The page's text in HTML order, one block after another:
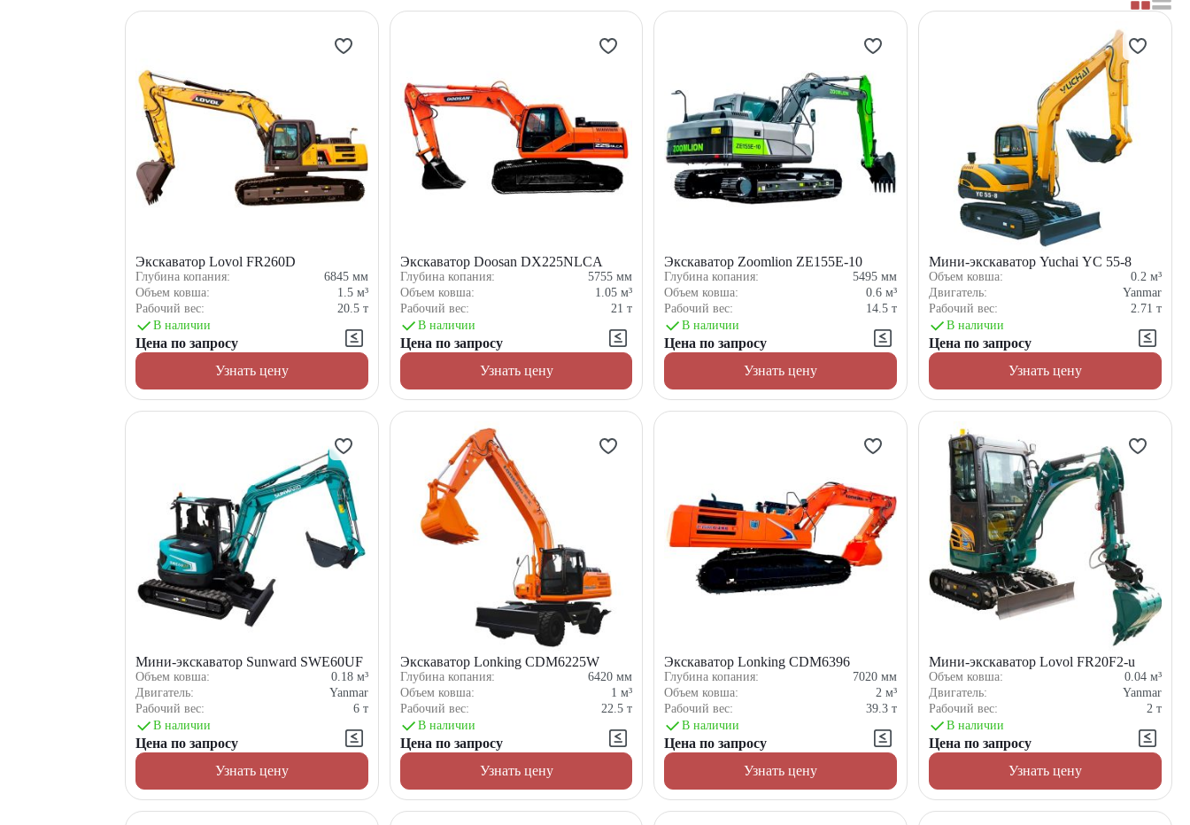
Экскаватор Lovol FR260D
Глубина копания: 6845 мм
Объем ковша:
1.5 м³
Рабочий вес:
20.5 т
В наличии
Цена по запросу
Узнать цену
Экскаватор Doosan DX225NLCA
Глубина копания: 5755мм
Объем ковша:
1.05м³
Рабочий вес:
21т
В наличии
Цена по запросу
Узнать цену
Экскаватор Zoomlion ZE155E-10
Глубина копания: 5495мм
Объем ковша:
0.6м³
Рабочий вес:
14.5т
В наличии
Цена по запросу
Узнать цену
Мини-экскаватор Yuchai YС 55-8
Объем ковша: 0.2 м³
Двигатель:
Yanmar
Рабочий вес:
2.71 т
В наличии
Цена по запросу
Узнать цену
Мини-экскаватор Sunward SWE60UF
Объем ковша: 0.18 м³
Двигатель:
Yanmar
Рабочий вес:
6 т
В наличии
Цена по запросу
Узнать цену
Экскаватор Lonking CDM6225W
Глубина копания: 6420мм
Объем ковша:
1м³
Рабочий вес:
22.5т
В наличии
Цена по запросу
Узнать цену
Экскаватор Lonking CDM6396
Глубина копания: 7020мм
Объем ковша:
2м³
Рабочий вес:
39.3т
В наличии
Цена по запросу
Узнать цену
Мини-экскаватор Lovol FR20F2-u
Объем ковша: 0.04 м³
Двигатель:
Yanmar
Рабочий вес:
2 т
В наличии
Цена по запросу
Узнать цену